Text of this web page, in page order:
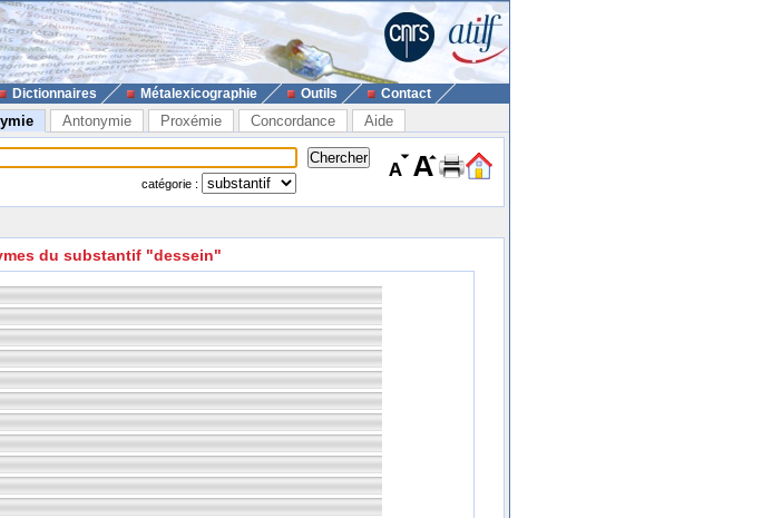
Dictionnaires Métalexicographie Outils Contact
Antonymie Proxémie Concordance Aide
catégorie :
du substantif "dessein"